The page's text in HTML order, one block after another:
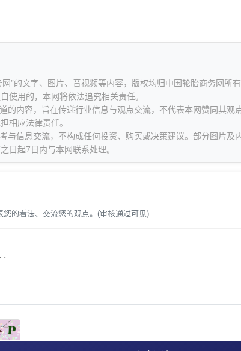
”的文字、图片、音视频等内容，版权均归中国轮胎商务网所
使用的，本网将依法追究相关责任。
的内容，旨在传递行业信息与观点交流，不代表本网赞同其观
相应法律责任。
与信息交流，不构成任何投资、购买或决策建议。部分图片及
日起7日内与本网联系处理。
的看法、交流您的观点。(审核通过可见)